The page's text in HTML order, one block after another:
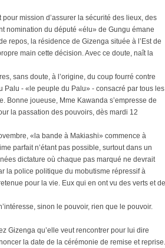
mission d’assurer la sécurité des lieux, des
nomination du député «élu» de Gungu émane
repos, la résidence de Gizenga située à l’Est de
main cette décision. Avec ce doute, naît la
sans doute, à l’origine, du coup fourré contre
- «le peuple du Palu» - consacré par tous les
Bonne joueuse, Mme Kawanda s’empresse de
la passation des pouvoirs, dès mardi 12
«la bande à Makiashi» commence à
parfait n’étant pas possible, surtout dans un
dictature où chaque pas marqué ne devrait
la police politique du mobutisme répressif à
pour la vie. Eux qui en ont vu des verts et de
sinon le pouvoir, rien que le pouvoir.
Gizenga qu’elle veut rencontrer pour lui dire
la date de la cérémonie de remise et reprise.